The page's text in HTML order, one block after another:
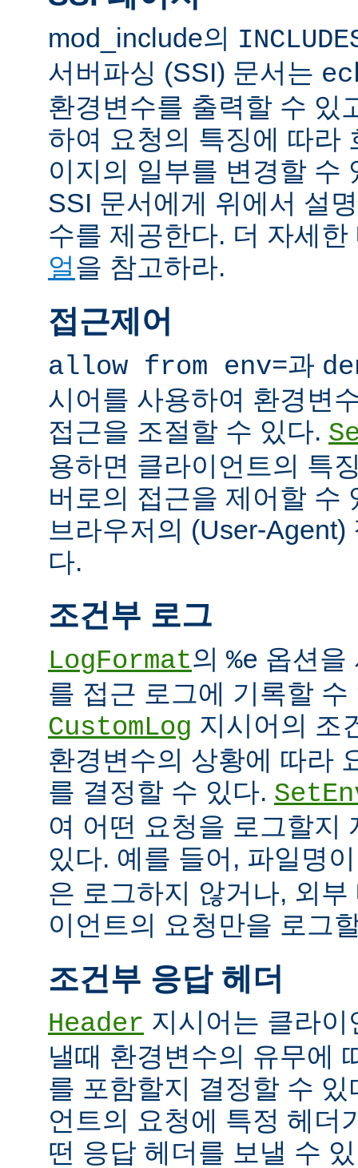
mod_include의
서버파싱 (SSI) 문서는
환경변수를 출력할 수 있
하여 요청의 특징에 따라
이지의 일부를 변경할 수
SSI 문서에게 위에서 설
수를 제공한다. 더 자세
얼을 참고하라.
접근제어
allow from env=과
시어를 사용하여 환경변
접근을 조절할 수 있다.
용하면 클라이언트의 특
버로의 접근을 제어할 수
브라우저의 (User-
다.
조건부 로그
LogFormat의 %e 옵션을
를 접근 로그에 기록할 수
CustomLog 지시어의 조
환경변수의 상황에 따라
를 결정할 수 있다.
여 어떤 요청을 로그할지
있다. 예를 들어, 파일명
은 로그하지 않거나, 외
이언트의 요청만을 로그
조건부 응답 헤더
Header 지시어는 클라
낼때 환경변수의 유무에
를 포함할지 결정할 수
언트의 요청에 특정 헤더
떤 응답 헤더를 보낼 수